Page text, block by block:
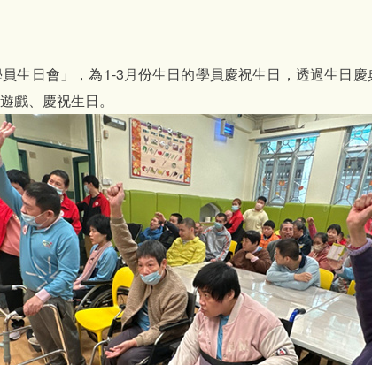
生日會」，為1-3月份生日的學員慶祝生日，透過生日
戲、慶祝生日。